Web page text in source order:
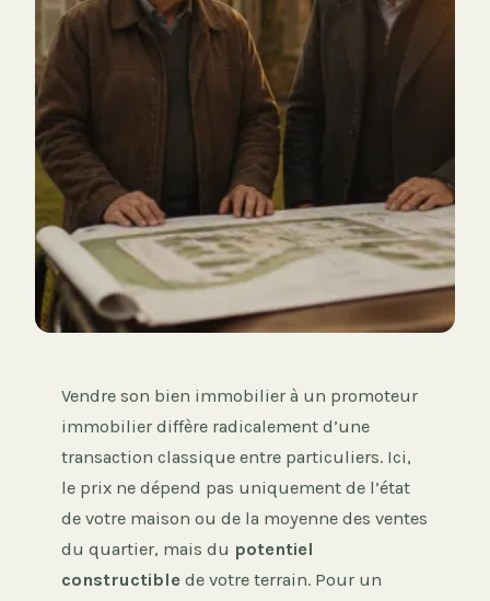
Vendre son bien immobilier à un promoteur
immobilier diffère radicalement d’une
transaction classique entre particuliers. Ici,
le prix ne dépend pas uniquement de l’état
de votre maison ou de la moyenne des ventes
du quartier, mais du potentiel
constructible de votre terrain. Pour un